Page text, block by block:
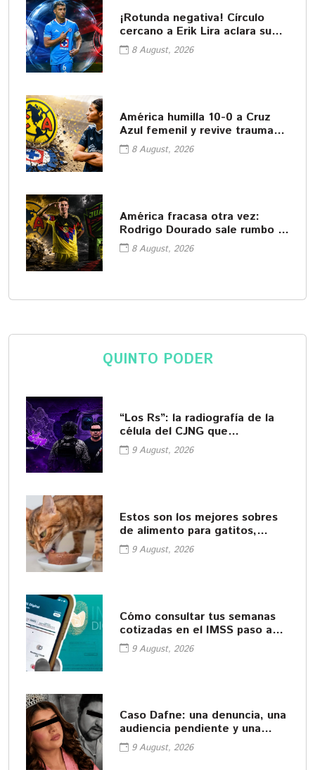
¡Rotunda negativa! Círculo
cercano a Erik Lira aclara su
futuro
8 August, 2026
América humilla 10-0 a Cruz
Azul femenil y revive traumas
del pasado
8 August, 2026
América fracasa otra vez:
Rodrigo Dourado sale rumbo a
Juárez
8 August, 2026
QUINTO PODER
“Los Rs”: la radiografía de la
célula del CJNG que
encabezaba "El R-1"
9 August, 2026
Estos son los mejores sobres
de alimento para gatitos,
según Profeco
9 August, 2026
Cómo consultar tus semanas
cotizadas en el IMSS paso a
paso9 August, 2026
Caso Dafne: una denuncia, una
audiencia pendiente y una
muerte
9 August, 2026